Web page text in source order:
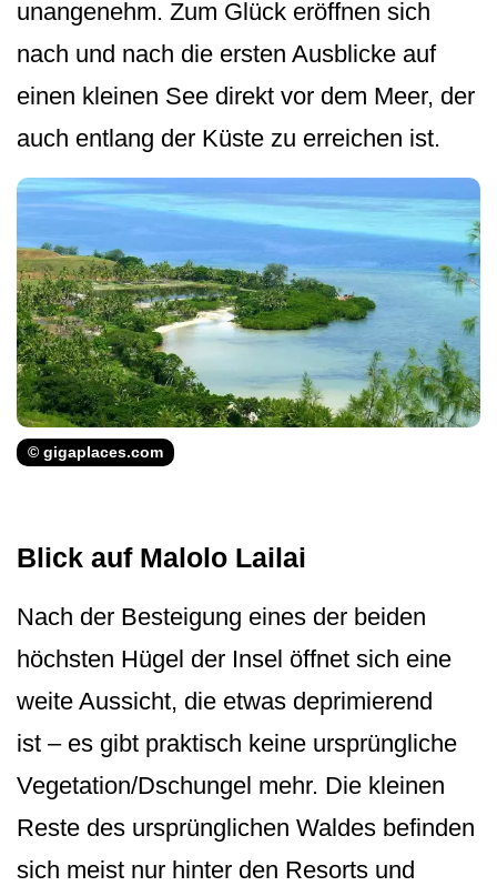
unangenehm. Zum Glück eröffnen sich
nach und nach die ersten Ausblicke auf
einen kleinen See direkt vor dem Meer, der
auch entlang der Küste zu erreichen ist.
© gigaplaces.com
Blick auf Malolo Lailai
Nach der Besteigung eines der beiden
höchsten Hügel der Insel öffnet sich eine
weite Aussicht, die etwas deprimierend
ist – es gibt praktisch keine ursprüngliche
Vegetation/Dschun­gel mehr. Die kleinen
Reste des ursprünglichen Waldes befinden
sich meist nur hinter den Resorts und